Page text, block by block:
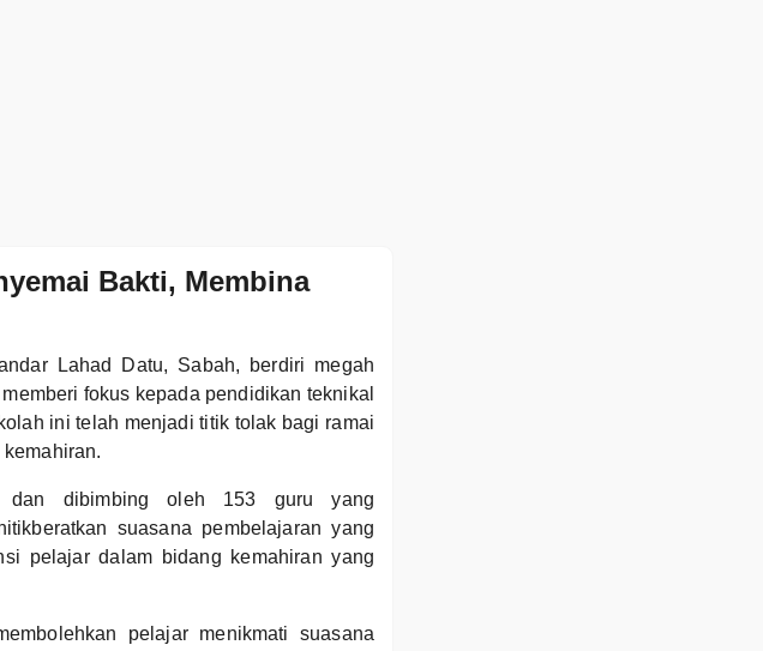
Bakti, Membina
Lahad Datu, Sabah, berdiri megah
fokus kepada pendidikan teknikal
ini telah menjadi titik tolak bagi ramai
dan dibimbing oleh 153 guru yang
suasana pembelajaran yang
pelajar dalam bidang kemahiran yang
pelajar menikmati suasana